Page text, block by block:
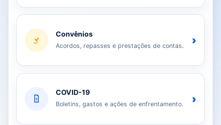
Convênios
Acordos, repasses e prestações de contas. ›
COVID-19
Boletins, gastos e ações de enfrentamento. ›